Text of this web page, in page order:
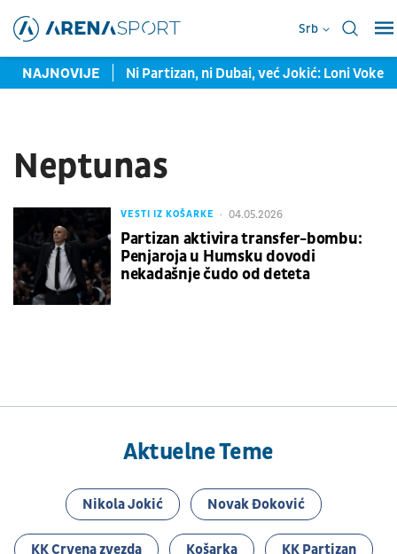
Srb
NAJNOVIJE
od plej-ofa Ni Partizan, ni Dubai, već Jokić: Loni Voker
Neptunas
VESTI IZ KOŠARKE 04.05.2026
Partizan aktivira transfer-bombu:
Penjaroja u Humsku dovodi
nekadašnje čudo od deteta
Aktuelne Teme
Nikola Jokić Novak Đoković
KK Crvena zvezda Košarka KK Partizan